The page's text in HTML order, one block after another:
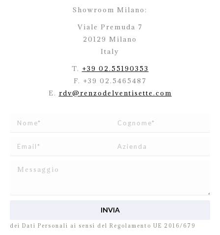
Showroom Milano:
Viale Premuda 7
20129 Milano
Italy
T. +39 02.55190353
F. +39 02.5465487
E. rdv@renzodelventisette.com
dei Dati Personali ai sensi del Regolamento UE 2016/679